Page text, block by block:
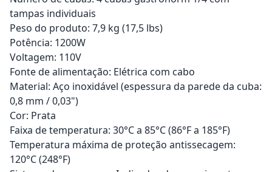
tampas individuais
Peso do produto: 7,9 kg (17,5 lbs)
Potência: 1200W
Voltagem: 110V
Fonte de alimentação: Elétrica com cabo
Material: Aço inoxidável (espessura da parede da cuba:
0,8 mm / 0,03")
Cor: Prata
Faixa de temperatura: 30°C a 85°C (86°F a 185°F)
Temperatura máxima de proteção antissecagem:
120°C (248°F)